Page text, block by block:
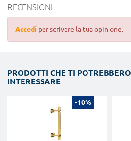
RECENSIONI
Accedi per scrivere la tua opinione.
PRODOTTI CHE TI POTREBBERO
INTERESSARE
-10%